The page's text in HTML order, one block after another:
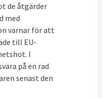
de åtgärder
med
varnar för att
till EU-
I
på en rad
senast den